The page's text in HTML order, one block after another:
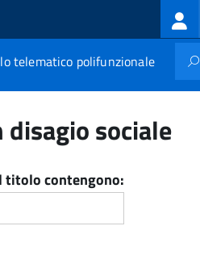
telematico polifunzionale
disagio sociale
titolo contengono: